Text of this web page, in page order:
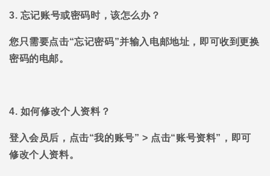
3. 忘记账号或密码时，该怎么办？
您只需要点击“忘记密码”并输入电邮地址，即可收到更换
密码的电邮。
4. 如何修改个人资料？
登入会员后，点击“我的账号” > 点击“账号资料”，即可
修改个人资料。